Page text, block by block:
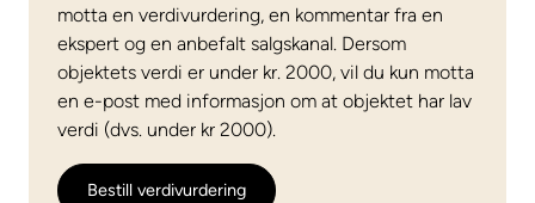
motta en verdivurdering, en kommentar fra en
ekspert og en anbefalt salgskanal. Dersom
objektets verdi er under kr. 2000, vil du kun motta
en e-post med informasjon om at objektet har lav
verdi (dvs. under kr 2000).
Bestill verdivurdering